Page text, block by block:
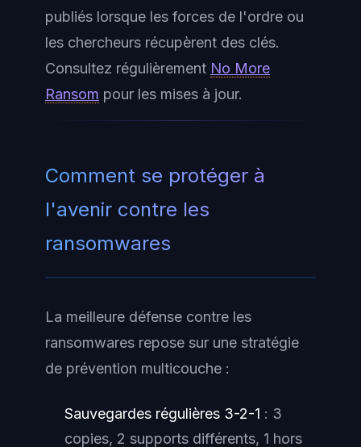
publiés lorsque les forces de l'ordre ou
les chercheurs récupèrent des clés.
Consultez régulièrement No More
Ransom pour les mises à jour.
Comment se protéger à
l'avenir contre les
ransomwares
La meilleure défense contre les
ransomwares repose sur une stratégie
de prévention multicouche :
Sauvegardes régulières 3-2-1 : 3
copies, 2 supports différents, 1 hors